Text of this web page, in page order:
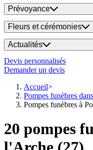
Prévoyance
Fleurs et cérémonies
Actualités
Devis personnalisés
Demander un devis
Accueil
Pompes funèbres
Pompes funèbres à
20 pompes